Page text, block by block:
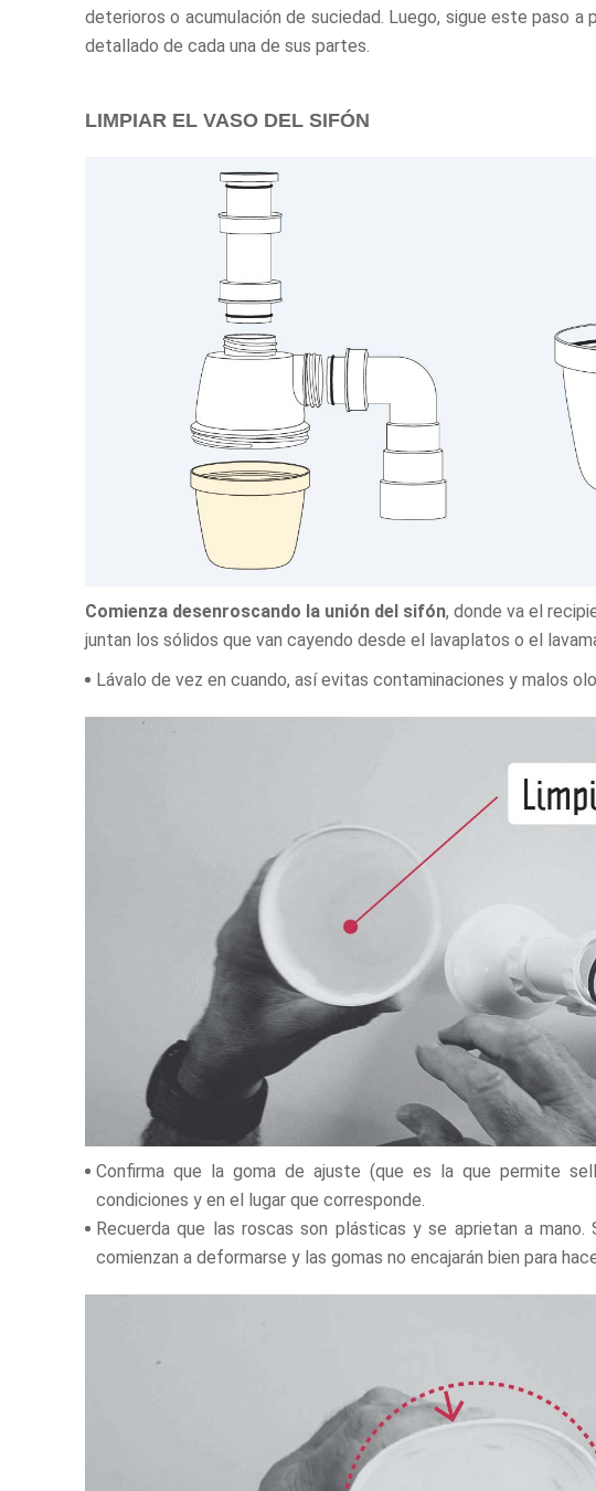
deterioros o acumulación de suciedad. Luego, sigue este paso a
detallado de cada una de sus partes.
LIMPIAR EL VASO DEL SIFÓN
Comienza desenroscando la unión del sifón, donde va el
juntan los sólidos que van cayendo desde el lavaplatos o el
Lávalo de vez en cuando, así evitas contaminaciones y malos
Confirma que la goma de ajuste (que es la que permite
condiciones y en el lugar que corresponde.
Recuerda que las roscas son plásticas y se aprietan a mano.
comienzan a deformarse y las gomas no encajarán bien para